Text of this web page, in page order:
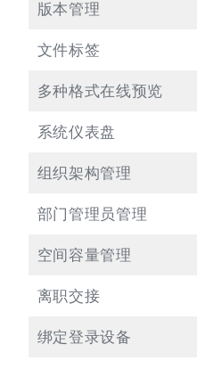
版本管理
文件标签
多种格式在线预览
系统仪表盘
组织架构管理
部门管理员管理
空间容量管理
离职交接
绑定登录设备